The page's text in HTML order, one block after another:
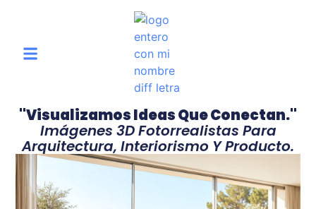
"Visualizamos Ideas Que Conectan."
Imágenes 3D Fotorrealistas Para
Arquitectura, Interiorismo Y Producto.